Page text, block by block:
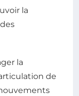
la
la
de